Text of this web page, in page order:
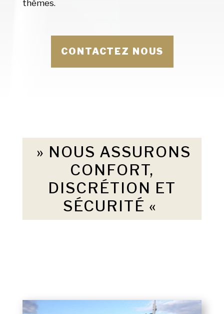
thèmes.
CONTACTEZ NOUS
» NOUS ASSURONS
CONFORT,
DISCRÉTION ET
SÉCURITÉ «